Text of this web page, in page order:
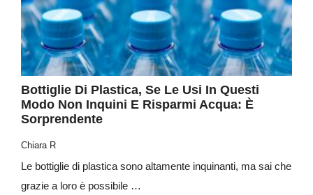
Bottiglie Di Plastica, Se Le Usi In Questi
Modo Non Inquini E Risparmi Acqua: È
Sorprendente
Chiara R
Le bottiglie di plastica sono altamente inquinanti, ma sai che
grazie a loro è possibile …